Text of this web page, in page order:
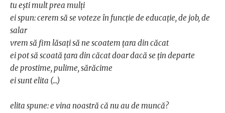
tu ești mult prea mulți
ei spun: cerem să se voteze în funcție de educație, de job, de
salar
vrem să fim lăsați să ne scoatem țara din căcat
ei pot să scoată țara din căcat doar dacă se țin departe
de prostime, pulime, sărăcime
ei sunt elita (...)
elita spune: e vina noastră că nu au de muncă?